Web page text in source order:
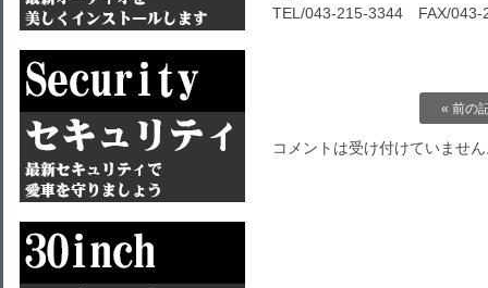
TEL/043-215-3344 FAX/043-
« 前の
コメントは受け付けていませ